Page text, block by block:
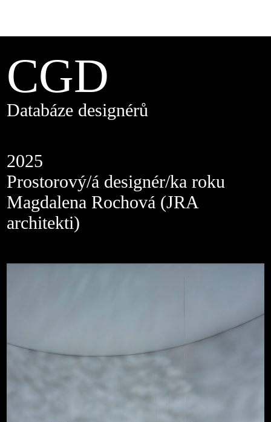
CGD
Databáze designérů
2025
Prostorový/á designér/ka roku
Magdalena Rochová (JRA
architekti)